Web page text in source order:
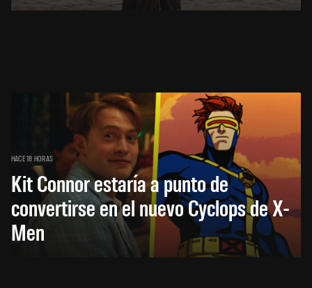
HACE 18 HORAS
Kit Connor estaría a punto de
convertirse en el nuevo Cyclops de X-
Men